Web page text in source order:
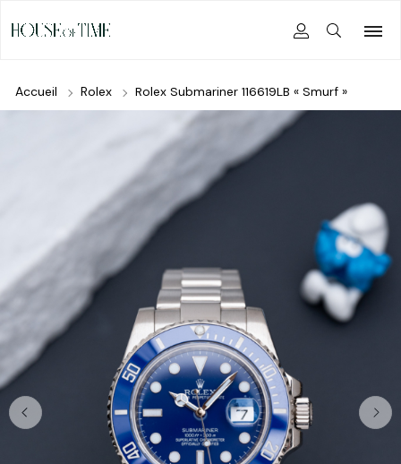
Accueil Rolex Rolex Submariner 116619LB « Smurf »